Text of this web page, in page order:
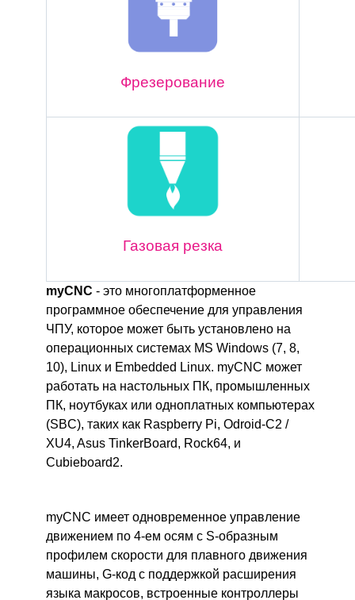
Фрезерование
Газовая резка
myCNC - это многоплатформенное
программное обеспечение для управления
ЧПУ, которое может быть установлено на
операционных системах MS Windows (7, 8,
10), Linux и Embedded Linux. myCNC может
работать на настольных ПК, промышленных
ПК, ноутбуках или одноплатных компьютерах
(SBC), таких как Raspberry Pi, Odroid-C2 /
XU4, Asus TinkerBoard, Rock64, и
Cubieboard2.
myCNC имеет одновременное управление
движением по 4-ем осям с S-образным
профилем скорости для плавного движения
машины, G-код с поддержкой расширения
языка макросов, встроенные контроллеры